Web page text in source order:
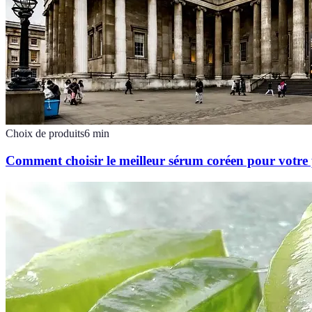
Choix de produits6 min
Comment choisir le meilleur sérum coréen pour votre